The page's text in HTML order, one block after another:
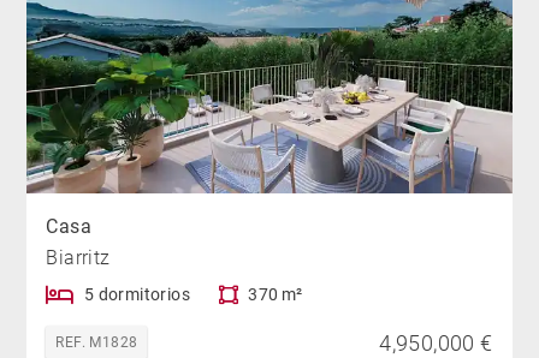
Casa
Biarritz
5 dormitorios 370 m²
REF. M1828 4,950,000 €